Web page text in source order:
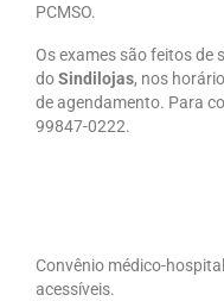
PCMSO.
Os exames são feitos de
doSindilojas, nos
de agendamento. Para
99847-0222.
Convênio médico-
acessíveis.